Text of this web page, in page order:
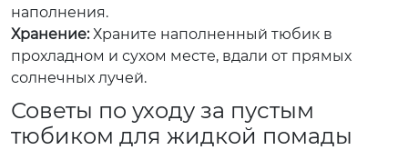
наполнения.
Хранение:Храните наполненный тюбик в
прохладном и сухом месте, вдали от прямых
солнечных лучей.
Советы по уходу за пустым
тюбиком для жидкой помады